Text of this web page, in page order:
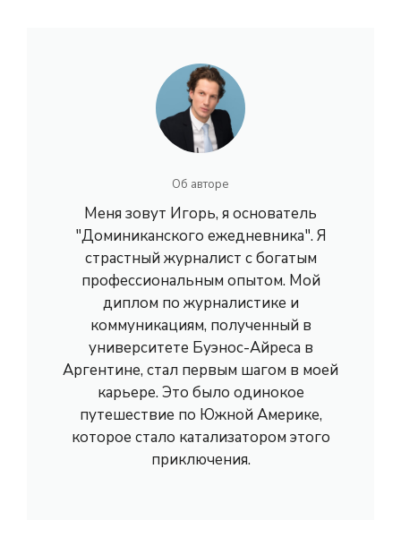
Об авторе
Меня зовут Игорь, я основатель
"Доминиканского ежедневника". Я
страстный журналист с богатым
профессиональным опытом. Мой
диплом по журналистике и
коммуникациям, полученный в
университете Буэнос-Айреса в
Аргентине, стал первым шагом в моей
карьере. Это было одинокое
путешествие по Южной Америке,
которое стало катализатором этого
приключения.